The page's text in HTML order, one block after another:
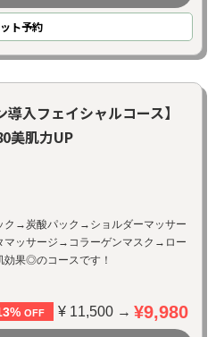
ト予約
導入フェイシャルコース】
美肌力UP
ク→炭酸パック→ショルダーマッサー
ッサージ→コラーゲンマスク→ロー
効果◎のコースです！
OFF ¥ 11,500 → ¥9,980